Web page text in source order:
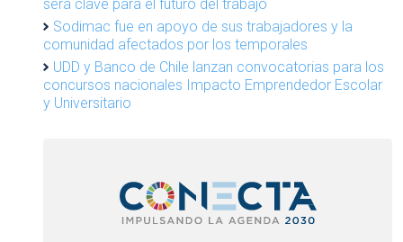
será clave para el futuro del trabajo
Sodimac fue en apoyo de sus trabajadores y la
comunidad afectados por los temporales
UDD y Banco de Chile lanzan convocatorias para los
concursos nacionales Impacto Emprendedor Escolar
y Universitario